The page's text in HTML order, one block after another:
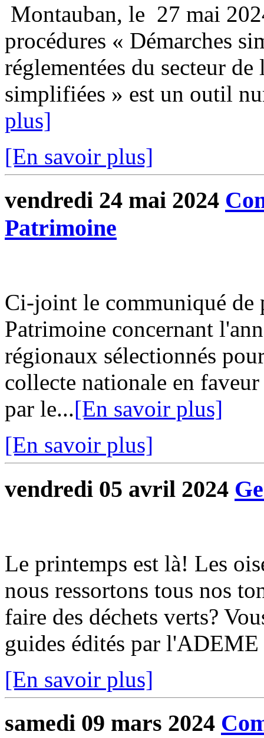
Montauban, le 27 mai
procédures « Démarches
réglementées du secteur
simplifiées » est un outil
plus]
[En savoir plus]
vendredi 24 mai 2024
Patrimoine
Ci-joint le communiqué de
Patrimoine concernant
régionaux sélectionnés
collecte nationale en
par le...[En savoir plus]
[En savoir plus]
vendredi 05 avril 2024
Le printemps est là! Les
nous ressortons tous nos
faire des déchets verts?
guides édités par
[En savoir plus]
samedi 09 mars 2024